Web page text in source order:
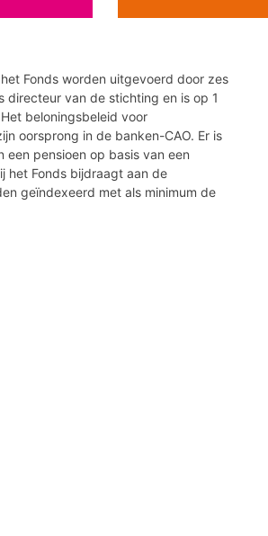
Fonds worden uitgevoerd door zes
directeur van de stichting en is op 1
beloningsbeleid voor
oorsprong in de banken-CAO. Er is
pensioen op basis van een
het Fonds bijdraagt aan de
geïndexeerd met als minimum de